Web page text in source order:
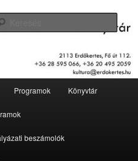
és Könyvtár
Programok Könyvtár
beszámolók